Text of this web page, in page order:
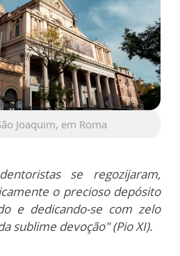
Joaquim, em Roma
se regozijaram,
o precioso depósito
e dedicando-se com zelo
sublime devoção" (Pio XI).